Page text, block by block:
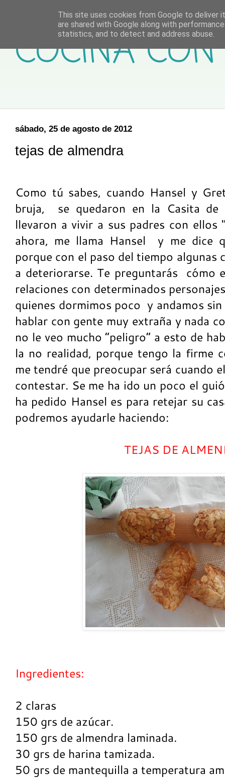
COCINA
sábado, 25 de agosto de 2012
tejas de almendra
Como tú sabes, cuando Hansel y
bruja, se quedaron en la Casita
llevaron a vivir a sus padres con ellos
ahora, me llama Hansel y me dice
porque con el paso del tiempo algunas
a deteriorarse. Te preguntarás cómo
relaciones con determinados
quienes dormimos poco y andamos
hablar con gente muy extraña y nada
no le veo mucho “peligro” a esto de
la no realidad, porque tengo la firme
me tendré que preocupar será cuando
contestar. Se me ha ido un poco el
ha pedido Hansel es para retejar su
podremos ayudarle haciendo:
TEJAS DE
Ingredientes:
2 claras
150 grs de azúcar.
150 grs de almendra laminada.
30 grs de harina tamizada.
50 grs de mantequilla a temperatura
This site uses cookies from Google to deliver
are shared with Google along with
statistics, and to detect and address abuse.